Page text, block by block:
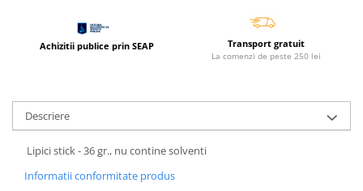
Accesorii pictura
Ascutitori
Creioane
Creioane cerate
Creioane colorate
Achizitii publice prin SEAP Transport gratuit
La comenzi de peste 250 lei
Descriere
Lipici stick - 36 gr., nu contine solventi
Informatii conformitate produs